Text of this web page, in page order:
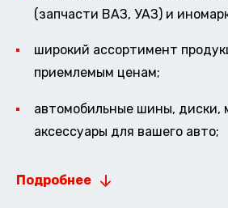
(запчасти ВАЗ, УАЗ) и
широкий ассортимент
приемлемым ценам;
автомобильные шины, диски,
аксессуары для вашего авто;
Подробнее